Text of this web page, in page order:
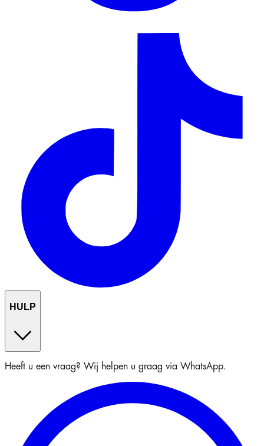
HULP
Heeft u een vraag? Wij helpen u graag via WhatsApp.